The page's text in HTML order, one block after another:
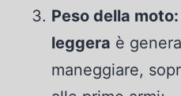
Peso della moto:
leggera è
maneggiare,